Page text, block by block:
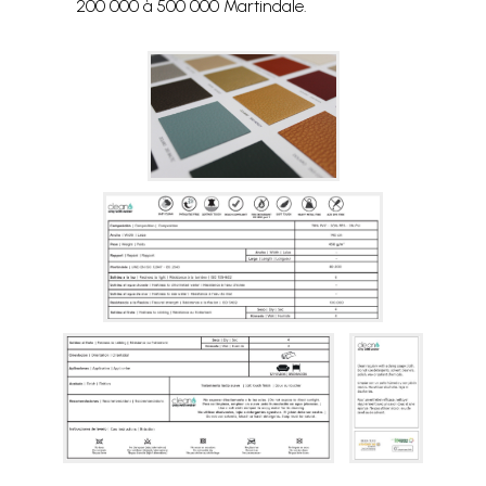
200 000 à 500 000 Martindale.